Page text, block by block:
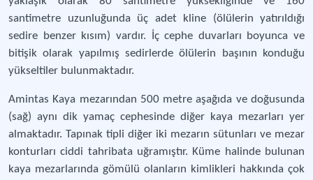
santimetre uzunluğunda üç adet kline (ölülerin yatırıldığı
sedire benzer kısım) vardır. İç cephe duvarları boyunca ve
bitişik olarak yapılmış sedirlerde ölülerin başının konduğu
yükseltiler bulunmaktadır.
Amintas Kaya mezarından 500 metre aşağıda ve doğusunda
(sağ) aynı dik yamaç cephesinde diğer kaya mezarları yer
almaktadır. Tapınak tipli diğer iki mezarın sütunları ve mezar
konturları ciddi tahribata uğramıştır. Küme halinde bulunan
kaya mezarlarında gömülü olanların kimlikleri hakkında çok